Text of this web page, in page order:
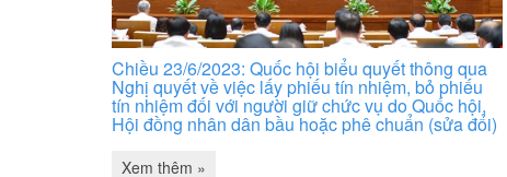
Chiều 23/6/2023: Quốc hội biểu quyết thông qua
Nghị quyết về việc lấy phiếu tín nhiệm, bỏ phiếu
tín nhiệm đối với người giữ chức vụ do Quốc hội,
Hội đồng nhân dân bầu hoặc phê chuẩn (sửa đổi)
Xem thêm »